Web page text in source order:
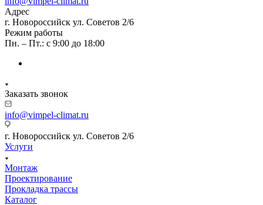
Адрес
г. Новороссийск ул. Советов 2/6
Режим работы
Пн. – Пт.: с 9:00 до 18:00
Заказать звонок
info@vimpel-climat.ru
г. Новороссийск ул. Советов 2/6
Услуги
Монтаж
Проектирование
Прокладка трассы
Каталог